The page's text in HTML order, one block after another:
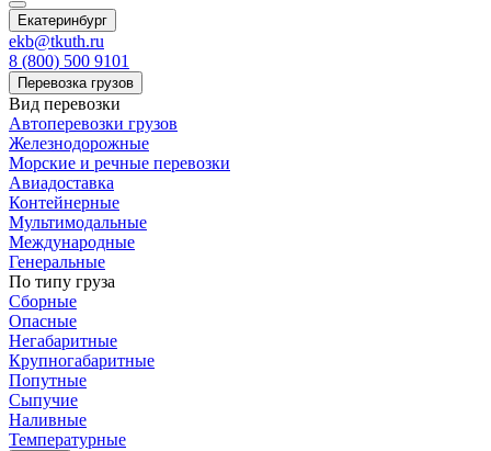
Екатеринбург
ekb@tkuth.ru
8 (800) 500 9101
Перевозка грузов
Вид перевозки
Автоперевозки грузов
Железнодорожные
Морские и речные перевозки
Авиадоставка
Контейнерные
Мультимодальные
Международные
Генеральные
По типу груза
Сборные
Опасные
Негабаритные
Крупногабаритные
Попутные
Сыпучие
Наливные
Температурные